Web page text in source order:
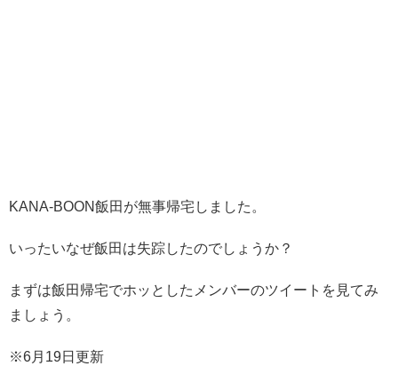
KANA-BOON飯田が無事帰宅しました。
いったいなぜ飯田は失踪したのでしょうか？
まずは飯田帰宅でホッとしたメンバーのツイートを見てみ
ましょう。
※6月19日更新